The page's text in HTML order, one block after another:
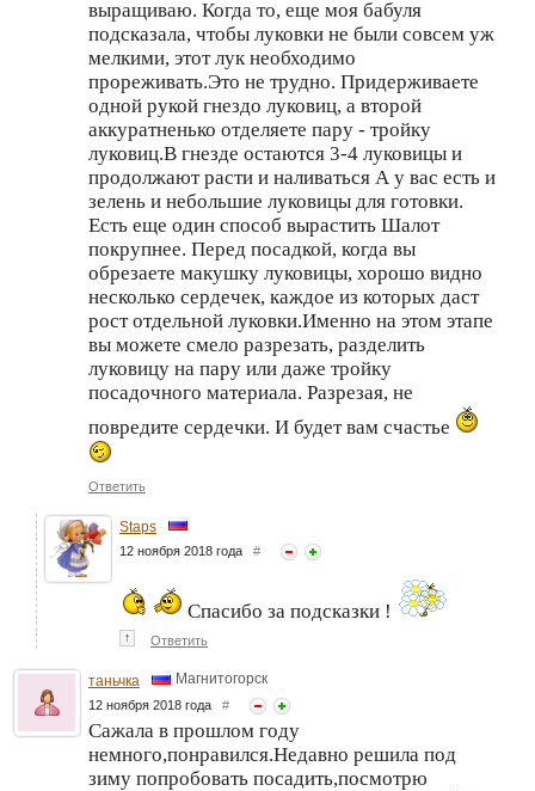
выращиваю. Когда то, еще моя бабуля
подсказала, чтобы луковки не были совсем уж
мелкими, этот лук необходимо
прореживать.Это не трудно. Придерживаете
одной рукой гнездо луковиц, а второй
аккуратненько отделяете пару - тройку
луковиц.В гнезде остаются 3-4 луковицы и
продолжают расти и наливаться А у вас есть и
зелень и небольшие луковицы для готовки.
Есть еще один способ вырастить Шалот
покрупнее. Перед посадкой, когда вы
обрезаете макушку луковицы, хорошо видно
несколько сердечек, каждое из которых даст
рост отдельной луковки.Именно на этом этапе
вы можете смело разрезать, разделить
луковицу на пару или даже тройку
посадочного материала. Разрезая, не
повредите сердечки. И будет вам счастье
Ответить
Staps
12 ноября 2018 года #
Спасибо за подсказки !
↑ Ответить
таньчка Магнитогорск
12 ноября 2018 года #
Сажала в прошлом году
немного,понравился.Недавно решила под
зиму попробовать посадить,посмотрю